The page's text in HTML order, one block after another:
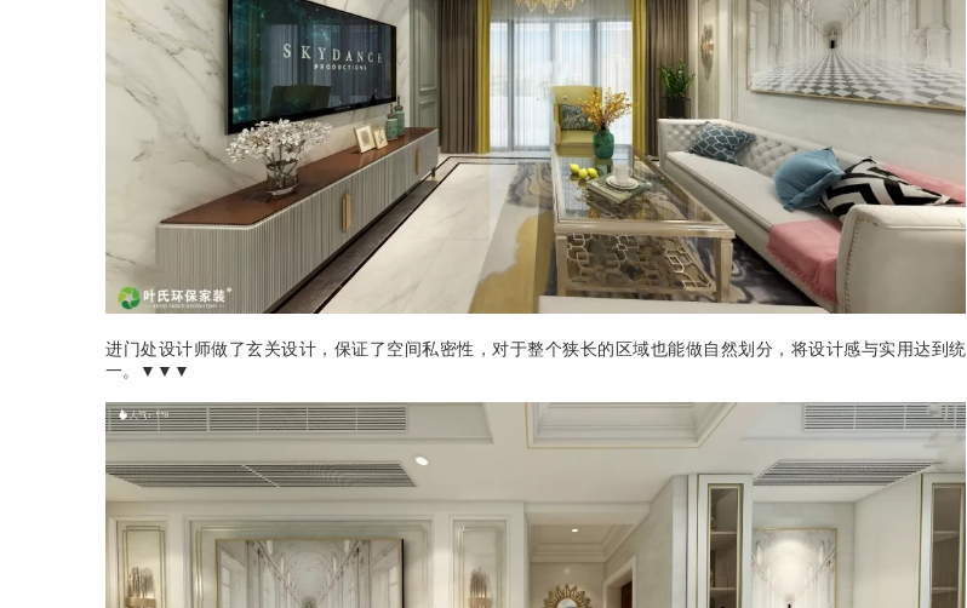
进门处设计师做了玄关设计，保证了空间私密性，对于整个狭长的区域也能做自然划分，将设计感与实用达到统
一。▼▼▼